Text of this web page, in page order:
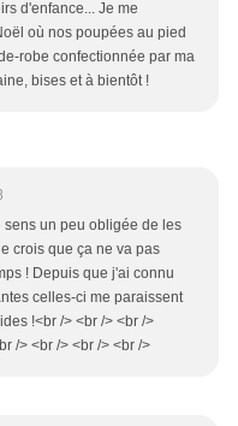
d'enfance... Je me
où nos poupées au pied
robe confectionnée par ma
bises et à bientôt !
sens un peu obligée de les
crois que ça ne va pas
! Depuis que j'ai connu
celles-ci me paraissent
!<br /> <br /> <br />
/> <br /> <br /> <br />